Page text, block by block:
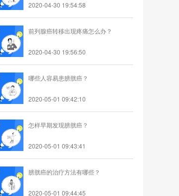
2020-04-30 19:54:58
前列腺癌转移出现疼痛怎么办？
2020-04-30 19:56:50
哪些人容易患膀胱癌？
2020-05-01 09:42:10
怎样早期发现膀胱癌？
2020-05-01 09:43:41
膀胱癌的治疗方法有哪些？
2020-05-01 09:44:45